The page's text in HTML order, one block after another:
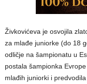
Živkovićeva je osvojila
za mlađe juniorke (do 18
odličje na šampionatu u
postala šampionka
mlađih juniorki i